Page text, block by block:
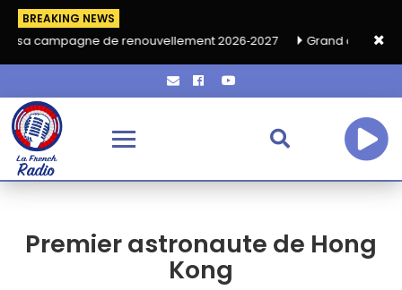
BREAKING NEWS
de renouvellement 2026‑2027 Grand café de rentrée HKA le
Premier astronaute de Hong
Kong